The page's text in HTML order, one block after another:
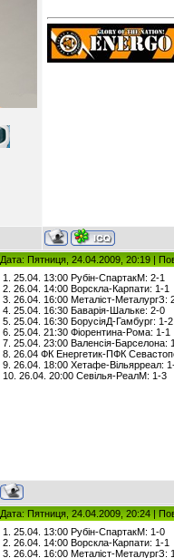
Дата: Пятниця, 24.04.2009, 20:19 |
1. 25.04. 13:00 Рубін-СпартакМ: 2-1
2. 26.04. 14:00 Ворскла-Карпати: 1-1
3. 26.04. 16:00 Металіст-МеталургЗ:
4. 25.04. 16:30 Баварія-Шальке: 2-0
5. 25.04. 16:30 БорусіяД-Гамбург: 1-2
6. 25.04. 21:30 Фіорентина-Рома: 1-1
7. 25.04. 23:00 Валенсія-Барселона:
8. 26.04 ФК Енергетик-ПФК
9. 26.04. 18:00 Хетафе-Вільярреал:
10. 26.04. 20:00 Севілья-РеалМ: 1-3
Дата: Пятниця, 24.04.2009, 20:24 |
1. 25.04. 13:00 Рубін-СпартакМ: 1-0
2. 26.04. 14:00 Ворскла-Карпати: 1-1
3. 26.04. 16:00 Металіст-МеталургЗ: